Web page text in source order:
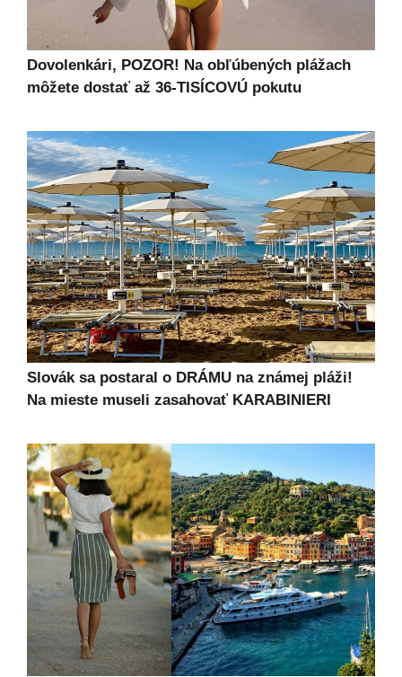
Dovolenkári, POZOR! Na obľúbených plážach
môžete dostať až 36-TISÍCOVÚ pokutu
Slovák sa postaral o DRÁMU na známej pláži!
Na mieste museli zasahovať KARABINIERI